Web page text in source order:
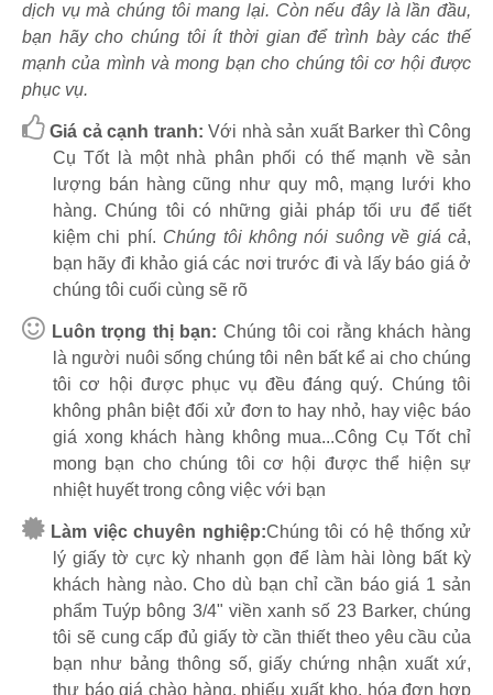
dịch vụ mà chúng tôi mang lại. Còn nếu đây là lần đầu,
bạn hãy cho chúng tôi ít thời gian để trình bày các thế
mạnh của mình và mong bạn cho chúng tôi cơ hội được
phục vụ.
Giá cả cạnh tranh: Với nhà sản xuất Barker thì Công
Cụ Tốt là một nhà phân phối có thế mạnh về sản
lượng bán hàng cũng như quy mô, mạng lưới kho
hàng. Chúng tôi có những giải pháp tối ưu để tiết
kiệm chi phí. Chúng tôi không nói suông về giá cả,
bạn hãy đi khảo giá các nơi trước đi và lấy báo giá ở
chúng tôi cuối cùng sẽ rõ
Luôn trọng thị bạn: Chúng tôi coi rằng khách hàng
là người nuôi sống chúng tôi nên bất kể ai cho chúng
tôi cơ hội được phục vụ đều đáng quý. Chúng tôi
không phân biệt đối xử đơn to hay nhỏ, hay việc báo
giá xong khách hàng không mua...Công Cụ Tốt chỉ
mong bạn cho chúng tôi cơ hội được thể hiện sự
nhiệt huyết trong công việc với bạn
Làm việc chuyên nghiệp:Chúng tôi có hệ thống xử
lý giấy tờ cực kỳ nhanh gọn để làm hài lòng bất kỳ
khách hàng nào. Cho dù bạn chỉ cần báo giá 1 sản
phẩm Tuýp bông 3/4" viền xanh số 23 Barker, chúng
tôi sẽ cung cấp đủ giấy tờ cần thiết theo yêu cầu của
bạn như bảng thông số, giấy chứng nhận xuất xứ,
thư báo giá chào hàng, phiếu xuất kho, hóa đơn hợp